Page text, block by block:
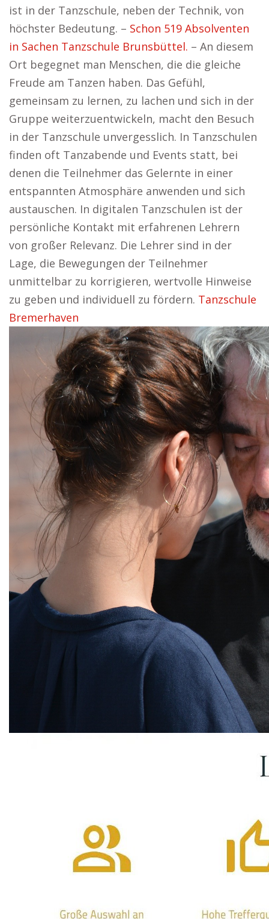
ist in der Tanzschule, neben der Technik, von
höchster Bedeutung. – Schon 519 Absolventen
in Sachen Tanzschule Brunsbüttel. – An diesem
Ort begegnet man Menschen, die die gleiche
Freude am Tanzen haben. Das Gefühl,
gemeinsam zu lernen, zu lachen und sich in der
Gruppe weiterzuentwickeln, macht den Besuch
in der Tanzschule unvergesslich. In Tanzschulen
finden oft Tanzabende und Events statt, bei
denen die Teilnehmer das Gelernte in einer
entspannten Atmosphäre anwenden und sich
austauschen. In digitalen Tanzschulen ist der
persönliche Kontakt mit erfahrenen Lehrern
von großer Relevanz. Die Lehrer sind in der
Lage, die Bewegungen der Teilnehmer
unmittelbar zu korrigieren, wertvolle Hinweise
zu geben und individuell zu fördern. Tanzschule
Bremerhaven